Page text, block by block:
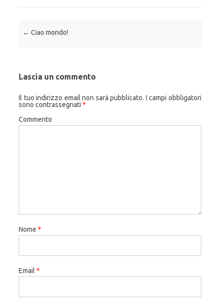
Navigazione articolo
← Ciao mondo!
Lascia un commento
Il tuo indirizzo email non sarà pubblicato. I campi obbligatori
sono contrassegnati *
Commento
Nome *
Email *